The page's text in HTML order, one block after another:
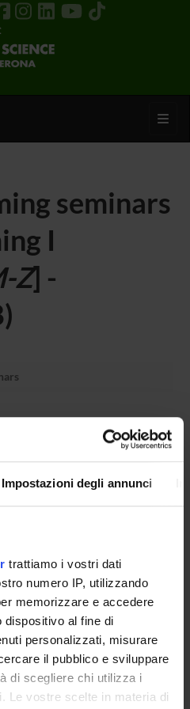
Impostazioni degli annunci
trattiamo i vostri dati
numero IP, utilizzando
memorizzare e accedere
al fine di
personalizzati, misurare
il pubblico e sviluppare
di scegliere chi utilizza i
Le vostre scelte in materia di
seminars
I
Z] -